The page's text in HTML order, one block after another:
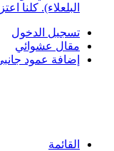
البلعلاء). كلنا
تسجيل الدخول
مقال عشوائي
إضافة عمود
القائمة